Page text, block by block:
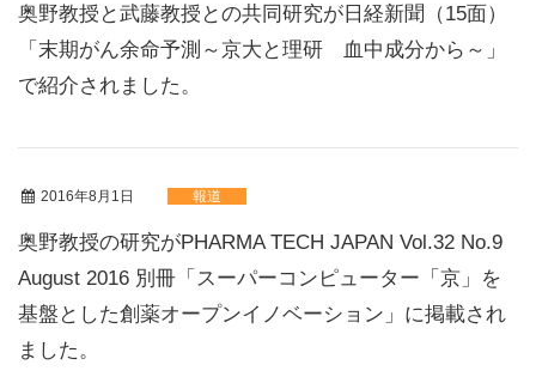
奥野教授と武藤教授との共同研究が日経新聞（15面）
「末期がん余命予測～京大と理研 血中成分から～」
で紹介されました。
2016年8月1日 報道
奥野教授の研究がPHARMA TECH JAPAN Vol.32 No.9
August 2016 別冊「スーパーコンピューター「京」を
基盤とした創薬オープンイノベーション」に掲載され
ました。